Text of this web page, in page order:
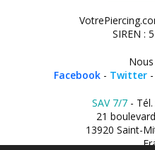
SIREN :
Facebook - Twitter -
SAV 7/7- Tél.
21
13920 Saint-